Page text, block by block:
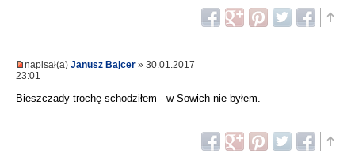
napisał(a) Janusz Bajcer » 30.01.2017
23:01
Bieszczady trochę schodziłem - w Sowich nie byłem.